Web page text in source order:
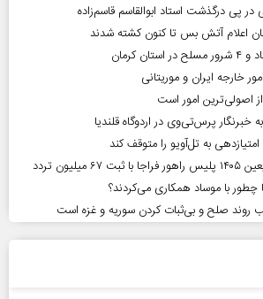
پی درگذشت استاد ابوالقاسم قاسم‌زاده
خارجه ایران و موریتانی
اصولی‌ترین امور است
پرس‌تی‌وی در اردوگاه قلندیا
به تل‌آویو را متوقف کند
تردد
چطور با موساد همکاری می‌کردند؟
روند صلح و بی‌ثبات کردن سوریه و غزه است